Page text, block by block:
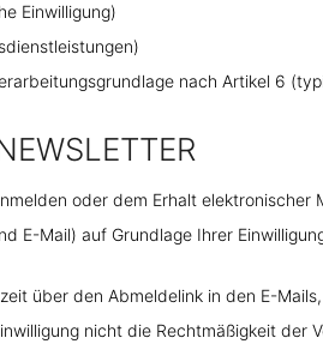
Einwilligung)
nach Artikel 6
oder dem Erhalt elektronischer
Mail) auf Grundlage Ihrer
über den Abmeldelink in den E-
nicht die Rechtmäßigkeit der